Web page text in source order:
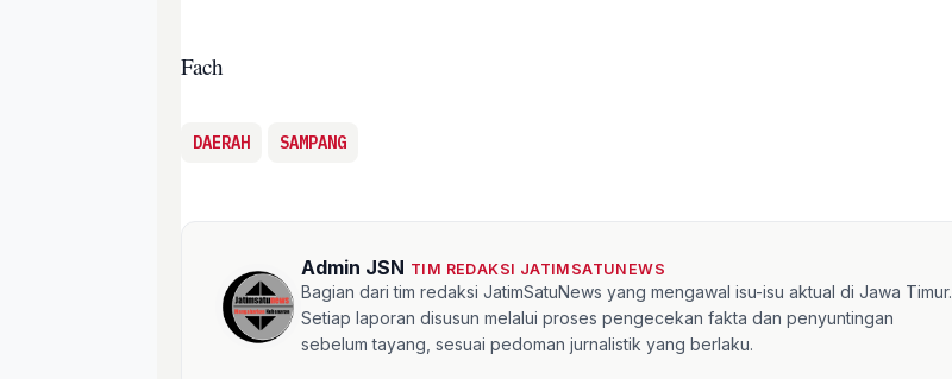
Fach
DAERAH SAMPANG
Admin JSN TIM REDAKSI JATIMSATUNEWS
Bagian dari tim redaksi JatimSatuNews yang mengawal isu-isu aktual di Jawa Timur.
Setiap laporan disusun melalui proses pengecekan fakta dan penyuntingan
sebelum tayang, sesuai pedoman jurnalistik yang berlaku.